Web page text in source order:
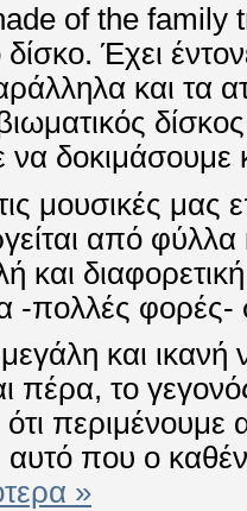
of the family
Έχει
και τα
να δοκιμάσουμε
μουσικές μας
από
και
-πολλές φορές-
και
πέρα, το
που ο
»